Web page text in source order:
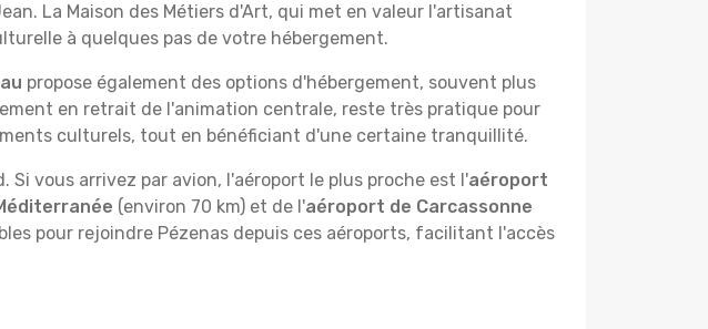
La Maison des Métiers d'Art, qui met en valeur l'artisanat
à quelques pas de votre hébergement.
propose également des options d'hébergement, souvent plus
en retrait de l'animation centrale, reste très pratique pour
culturels, tout en bénéficiant d'une certaine tranquillité.
vous arrivez par avion, l'aéroport le plus proche est l'aéroport
(environ 70 km) et de l'aéroport de Carcassonne
pour rejoindre Pézenas depuis ces aéroports, facilitant l'accès